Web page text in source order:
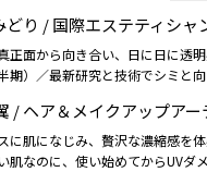
どり / 国際エステティシャ
正面から向き合い、日に日に透
期）／最新研究と技術でシミと
/ ヘア＆メイクアップアー
に肌になじみ、贅沢な濃縮感を
肌なのに、使い始めてからUVダ